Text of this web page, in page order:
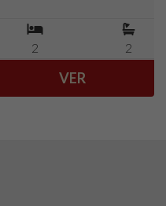
2 2
VER